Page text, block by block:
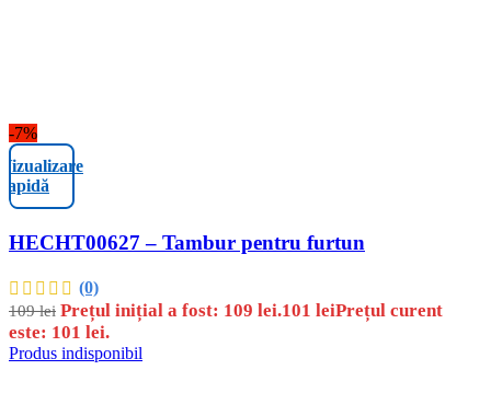
-7%
Vizualizare
rapidă
HECHT00627 – Tambur pentru furtun
(0)
109lei Prețul inițial a fost: 109 lei.101 leiPrețul curent
este: 101 lei.
Produs indisponibil